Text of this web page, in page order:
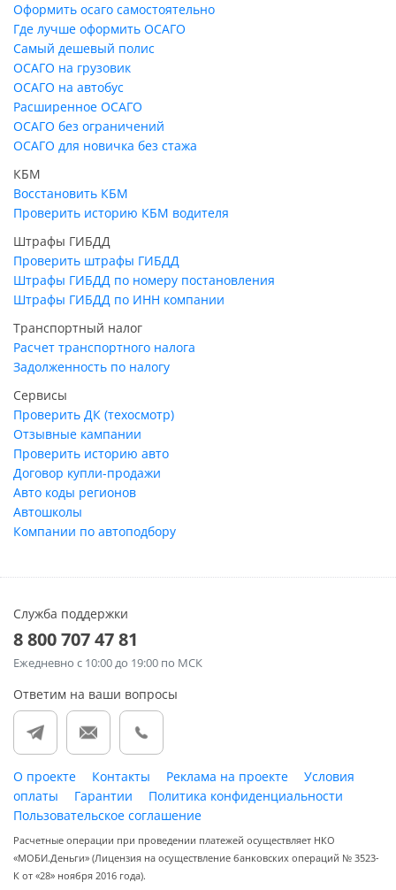
Оформить осаго самостоятельно
Где лучше оформить ОСАГО
Самый дешевый полис
ОСАГО на грузовик
ОСАГО на автобус
Расширенное ОСАГО
ОСАГО без ограничений
ОСАГО для новичка без стажа
КБМ
Восстановить КБМ
Проверить историю КБМ водителя
Штрафы ГИБДД
Проверить штрафы ГИБДД
Штрафы ГИБДД по номеру постановления
Штрафы ГИБДД по ИНН компании
Транспортный налог
Расчет транспортного налога
Задолженность по налогу
Сервисы
Проверить ДК (техосмотр)
Отзывные кампании
Проверить историю авто
Договор купли-продажи
Авто коды регионов
Автошколы
Компании по автоподбору
Служба поддержки
8 800 707 47 81
Ежедневно с 10:00 до 19:00 по МСК
Ответим на ваши вопросы
О проекте Контакты Реклама на проекте
Условия
оплаты
Гарантии
Политика конфиденциальности
Пользовательское соглашение
Расчетные операции при проведении платежей осуществляет НКО
«МОБИ.Деньги» (Лицензия на осуществление банковских операций № 3523-
К от «28» ноября 2016 года).